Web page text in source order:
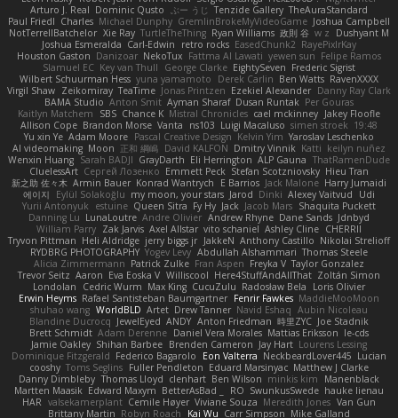
Arturo J. Real Dominic Qusto ぶー うじ Tenzide Gallery TheAuraStandard
Paul Friedl Charles Michael Dunphy GremlinBrokeMyVideoGame Joshua Campbell
NotTerrellBatchelor Xie Ray TurtleTheThing Ryan Williams 政則 谷 w z
Dushyant M
Joshua Esmeralda Carl-Edwin retro rocks EasedChunk2 RayePixlrKay
Houston Gaston Danizoar NekoTux Fattma Al Lawati yewen sun Felipe Ramos
Slamuel EC Key van Thull George Clarke EightySeven Frederic Sigrist
Wilbert Schuurman Hess yuna yamamoto Derek Carlin Ben Watts RavenXXXX
Virgil Shaw Zeikomiray TeaTime Jonas Printzen Ezekiel Alexander Danny Ray Clark
BAMA Studio Anton Smit Ayman Sharaf Dusan Runtak Per Gouras
Kaitlyn Matchem
SBS Chance K Mistral Chronicles cael mckinney Jakey Floofle
Allison Cope Brandon Morse Vanta ns103 Luigi Macaluso simen stroek 19:48
Yu xin Ye Adam Moore Pascal Creative Design Kelvin Yim Yaroslav Leschenko
AI videomaking Moon 正和 綱嶋 David KALFON Dmitry Vinnik Katti keilyn nuñez
Wenxin Huang Sarah BADJI GrayDarth Eli Herrington ALP Gauna ThatRamenDude
CluelessArt Cергей Лозенко Emmett Peck Stefan Scotzniovsky Hieu Tran
新之助 佐々木 Armin Bauer Konrad Wantrych E Barrios Jack Malone Harry Jumaidi
에이지
Eylül Solakoğlu my moon, your stars Jarod Dinki Alexey Vaitvud
Udi
Yurii Antonyuk
estuine Queen Sitra Fy Hy Jack Jacob Mars Shaquita Puckett
Danning Lu LunaLoutre Andre Olivier Andrew Rhyne Dane Sands Jdnbyd
William Parry Zak Jarvis Axel Allstar vito schaniel Ashley Cline CHERRII
Tryvon Pittman Heli Aldridge jerry biggs jr JakkeN Anthony Castillo Nikolai Strelioff
RYDBRG PHOTOGRAPHY Yogev Levy Abdullah Alshammari Thomas Steele
Alicia Zimmermann Patrick Zulke Fran Aspen Freyka V Taylor Gonzalez
Trevor Seitz Aaron Eva Eoska V Williscool Here4StuffAndAllThat Zoltán Simon
Londolan
Cedric Wurm Max King CucuZulu Radosław Bela
Loris Olivier
Erwin Heyms Rafael Santisteban Baumgartner Fenrir Fawkes MaddieMooMoon
shuhao wang WorldBLD Artet Drew Tanner Navid Eshaq Aubin Nicoleau
Blandine Ducrocq JewelEyed ANDY Anton Friedman 時里ZYC Joe Stadnik
Brett Schmidt Adam Derenne Daniel Vera Morales Mattias Eriksson le-cds
Jamie Oakley Shihan Barbee Brenden Cameron Jay Hart Lourens Lessing
Dominique Fitzgerald Federico Bagarolo Eon Valterra NeckbeardLover445 Lucian
cooshy Toms Seglins Fuller Pendleton Eduard Marsinyac Matthew J Clarke
Danny Dimbleby Thomas Lloyd clenhart Ben Wilson minkis kim
Manenblack
Martten Maasik Edward Maxym BetterAsBad _ RO SwunkusSwede hauke lienau
HAR valsekamerplant Cemile Høyer Viviane Souza Meredith Jones Van Gun
Brittany Martin Robyn Roach Kai Wu Carr Simpson Mike Galland